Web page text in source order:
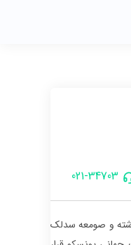
021-34703
20000 تن سکنه داشته و صومعه سدلک